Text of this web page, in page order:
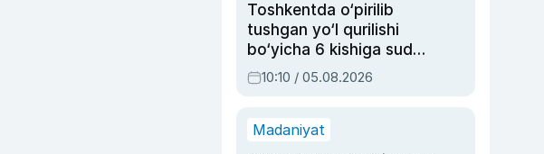
Toshkentda o‘pirilib
tushgan yo‘l qurilishi
bo‘yicha 6 kishiga sud
hukmi o‘qildi
10:10 / 05.08.2026
Madaniyat